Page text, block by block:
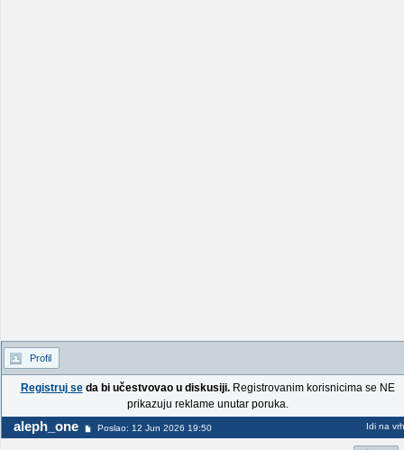
Profil
Registruj seda bi učestvovao u diskusiji.Registrovanim korisnicima se NE
prikazuju reklame unutar poruka.
aleph_one Poslao: 12 Jun 2026 19:50 Idi na vrh